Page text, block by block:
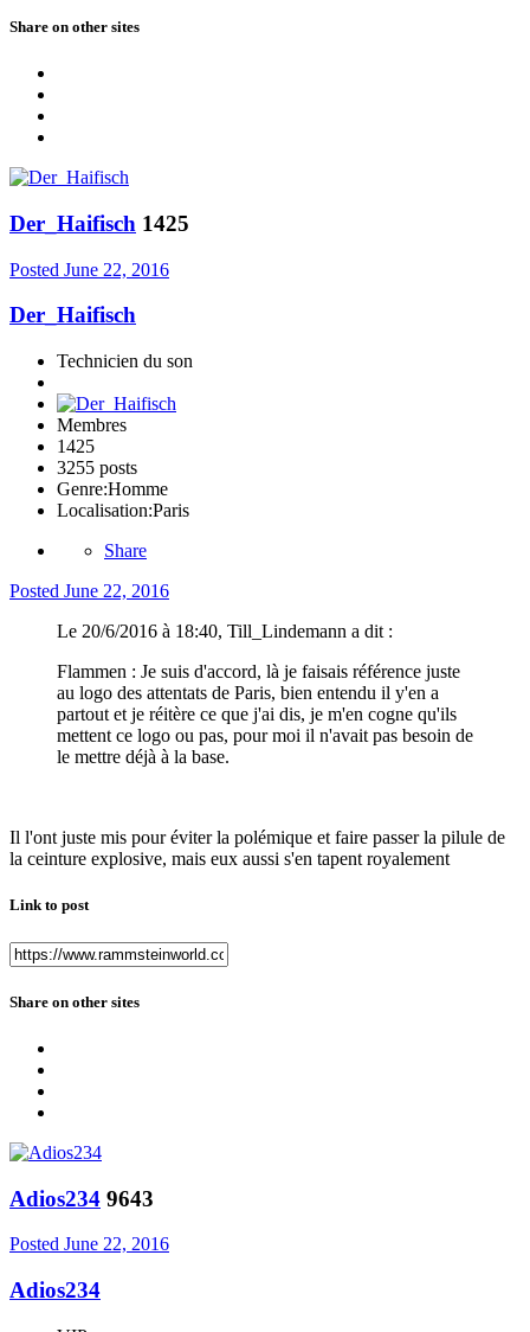
Share on other sites
Der_Haifisch 1425
Posted June 22, 2016
Der_Haifisch
Technicien du son
Membres
1425
3255 posts
Genre:Homme
Localisation:Paris
Share
Posted June 22, 2016
Le 20/6/2016 à 18:40, Till_Lindemann a dit :
Flammen : Je suis d'accord, là je faisais référence juste
au logo des attentats de Paris, bien entendu il y'en a
partout et je réitère ce que j'ai dis, je m'en cogne qu'ils
mettent ce logo ou pas, pour moi il n'avait pas besoin de
le mettre déjà à la base.
Il l'ont juste mis pour éviter la polémique et faire passer la pilule de
la ceinture explosive, mais eux aussi s'en tapent royalement
Link to post
Share on other sites
Adios234 9643
Posted June 22, 2016
Adios234